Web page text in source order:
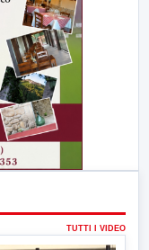
TUTTI I VIDEO